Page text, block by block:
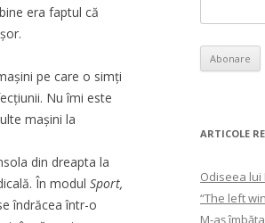
era faptul că
pe care o simți
Nu îmi este
mașini la
din dreapta la
În modul Sport,
îndrăcea într-o
ARTICOLE
Odiseea lui
“The left
M-aș